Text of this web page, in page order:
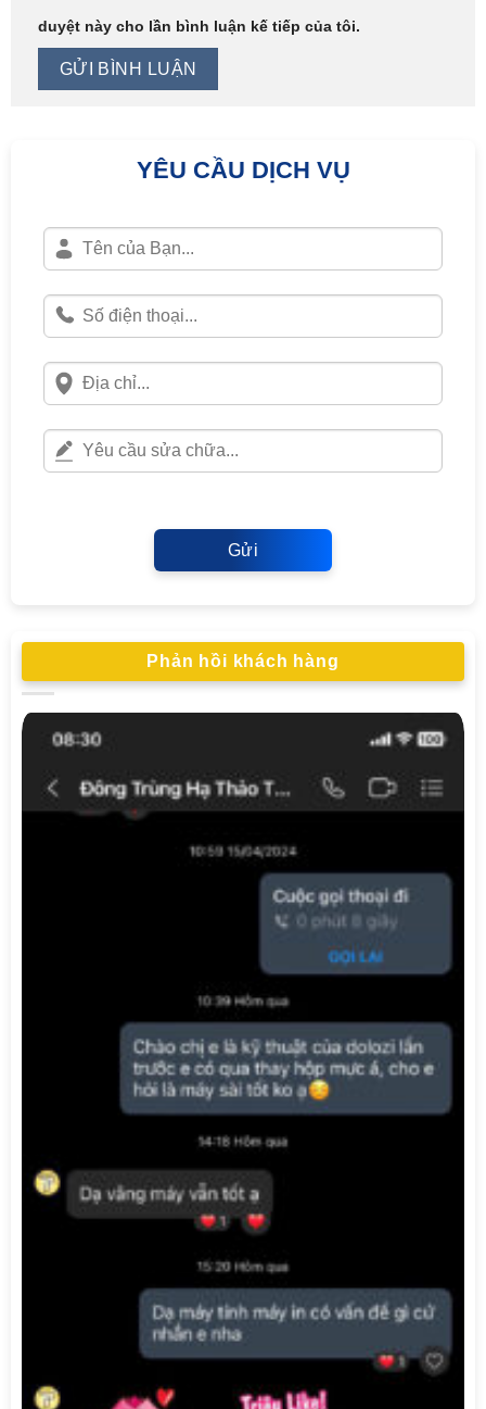
duyệt này cho lần bình luận kế tiếp của tôi.
YÊU CẦU DỊCH VỤ
Gửi
Phản hồi khách hàng